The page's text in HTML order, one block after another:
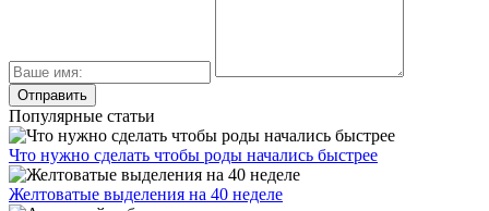
Популярные статьи
Что нужно сделать чтобы роды начались быстрее
Желтоватые выделения на 40 неделе